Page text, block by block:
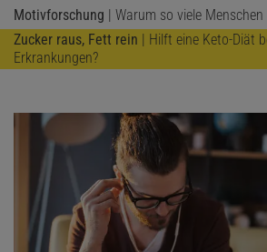
Motivforschung | Warum so viele
Zucker raus, Fett rein | Hilft eine Keto-Diät
Erkrankungen?